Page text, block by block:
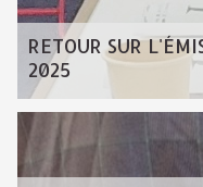
RETOUR SUR
2025